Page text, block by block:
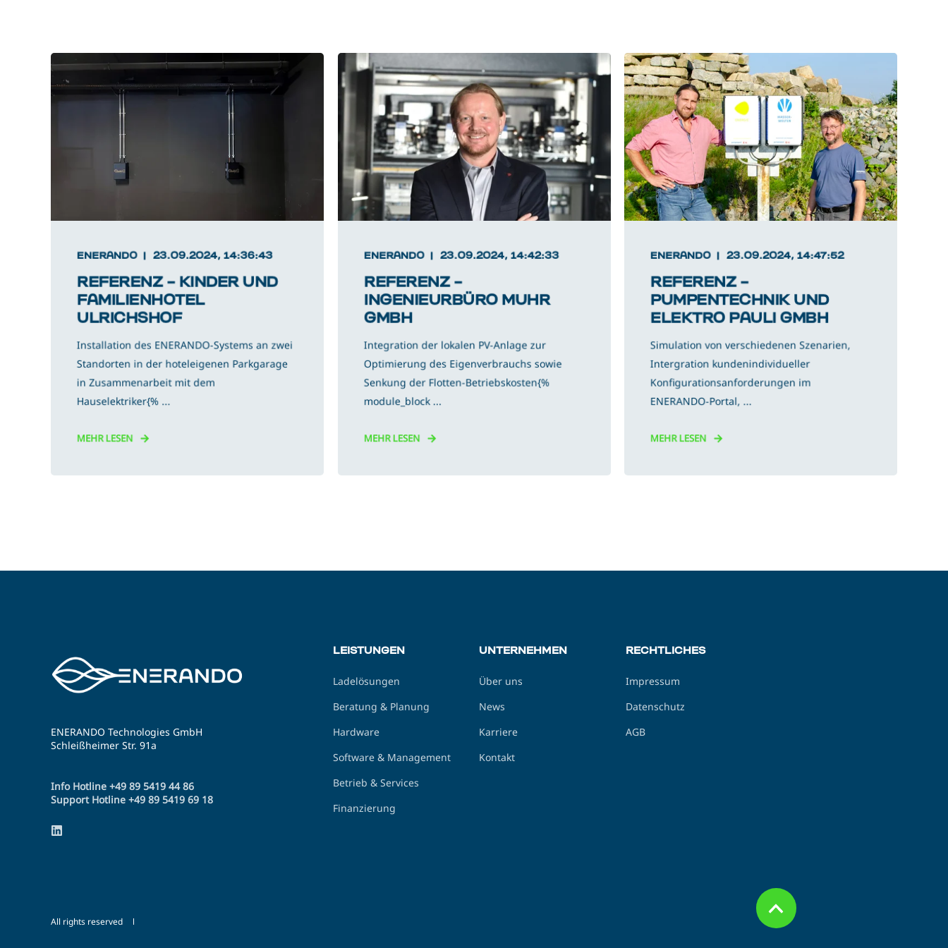
ENERANDO 23.09.2024, 14:36:43
REFERENZ – KINDER UND
FAMILIENHOTEL
ULRICHSHOF
Installation des ENERANDO-Systems an zwei
Standorten in der hoteleigenen Parkgarage
in Zusammenarbeit mit dem
Hauselektriker{% ...
MEHR LESEN
ENERANDO 23.09.2024, 14:42:33
REFERENZ –
INGENIEURBÜRO MUHR
GMBH
Integration der lokalen PV-Anlage zur
Optimierung des Eigenverbrauchs sowie
Senkung der Flotten-Betriebskosten{%
module_block ...
MEHR LESEN
ENERANDO 23.09.2024, 14:47:52
REFERENZ –
PUMPENTECHNIK UND
ELEKTRO PAULI GMBH
Simulation von verschiedenen Szenarien,
Intergration kundenindividueller
Konfigurationsanforderungen im
ENERANDO-Portal, ...
MEHR LESEN
ENERANDO Technologies GmbH
Schleißheimer Str. 91a
Info Hotline +49 89 5419 44 86
Support Hotline +49 89 5419 69 18
LEISTUNGEN
Ladelösungen
Beratung & Planung
Hardware
Software & Management
Betrieb & Services
Finanzierung
UNTERNEHMEN
Über uns
News
Karriere
Kontakt
RECHTLICHES
Impressum
Datenschutz
AGB
All rights reserved